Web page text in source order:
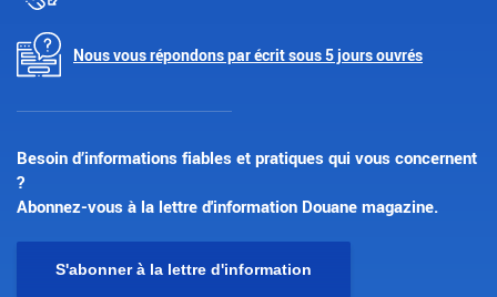
Nous vous répondons par écrit sous 5 jours ouvrés
Besoin d’informations fiables et pratiques qui vous concernent
?
Abonnez-vous à la lettre d'information Douane magazine.
S'abonner à la lettre d'information